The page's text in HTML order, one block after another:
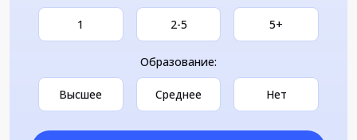
1 2-5 5+
Образование:
Высшее Среднее Нет